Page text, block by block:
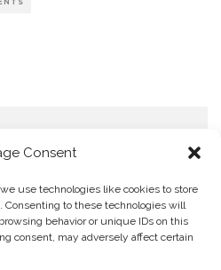
Consent
use technologies like cookies to store
Consenting to these technologies will
behavior or unique IDs on this
consent, may adversely affect certain
Cookie Policy (EU)